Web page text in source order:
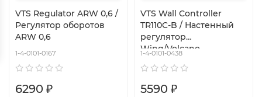
VTS Regulator ARW 0,6 /
Регулятор оборотов
ARW 0,6
1-4-0101-0167
6290 ₽
VTS Wall Controller
TR110C-B / Настенный
регулятор
Wing/Volcano
1-4-0101-0438
5590 ₽